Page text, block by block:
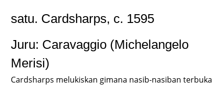
satu. Cardsharps, c. 1595
Juru: Caravaggio (Michelangelo
Merisi)
Cardsharps melukiskan gimana nasib-nasiban terbuka